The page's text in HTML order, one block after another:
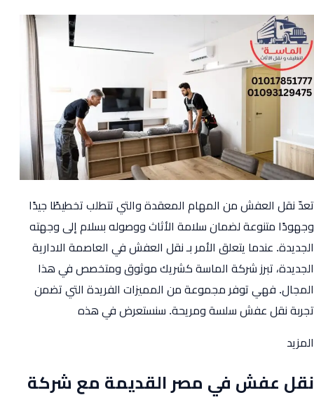
مع
شركة
الماسة
تعدّ نقل العفش من المهام المعقدة والتي تتطلب تخطيطًا جيدًا
وجهودًا متنوعة لضمان سلامة الأثاث ووصوله بسلام إلى وجهته
الجديدة. عندما يتعلق الأمر بـ نقل العفش في العاصمة الادارية
الجديدة، تبرز شركة الماسة كشريك موثوق ومتخصص في هذا
المجال. فهي توفر مجموعة من المميزات الفريدة التي تضمن
تجربة نقل عفش سلسة ومريحة. سنستعرض في هذه
المزيد
العفش
نقل عفش في مصر القديمة مع شركة